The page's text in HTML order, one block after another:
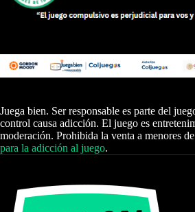
Juega bien. Ser responsable es parte del
control causa adicción. El juego es
moderación. Prohibida la venta a menores
para la adicción al juego.